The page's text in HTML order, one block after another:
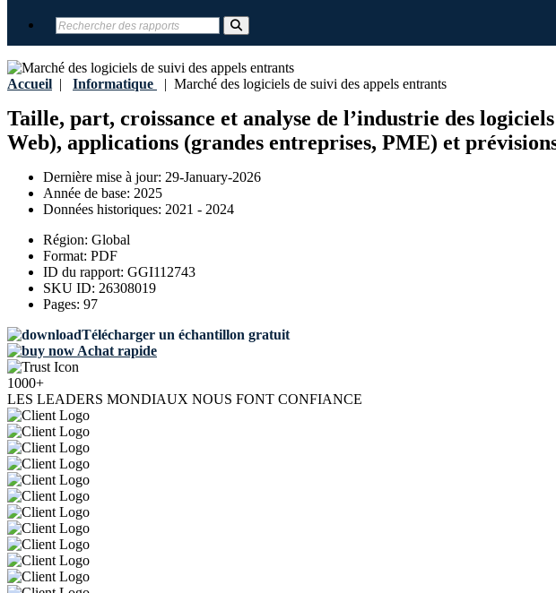
Accueil | Informatique | Marché des logiciels de suivi des appels entrants
Taille, part, croissance et analyse de l’industrie des
Web), applications (grandes entreprises, PME) et
Dernière mise à jour: 29-January-2026
Année de base: 2025
Données historiques: 2021 - 2024
Région: Global
Format: PDF
ID du rapport: GGI112743
SKU ID: 26308019
Pages: 97
Télécharger un échantillon gratuit
Achat rapide
1000+
LES LEADERS MONDIAUX NOUS FONT CONFIANCE